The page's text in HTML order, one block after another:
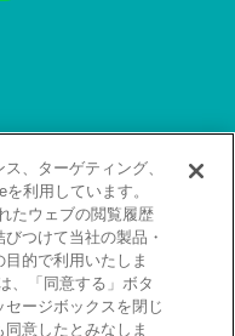
、ターゲティング、
利用しています。
たウェブの閲覧履歴
つけて当社の製品・
的で利用いたしま
、「同意する」ボタ
ージボックスを閉じ
意したとみなしま